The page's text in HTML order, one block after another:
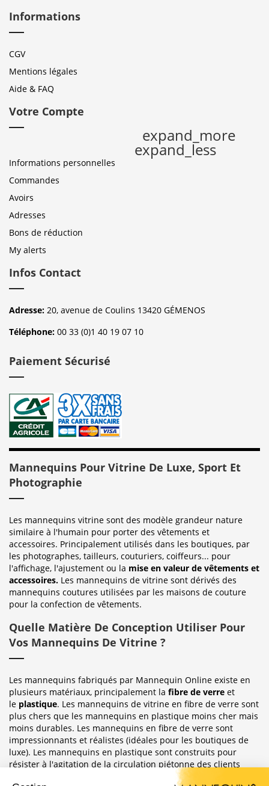
Informations
CGV
Mentions légales
Aide & FAQ
Votre Compte
expand_more
expand_less
Informations personnelles
Commandes
Avoirs
Adresses
Bons de réduction
My alerts
Infos Contact
Adresse: 20, avenue de Coulins 13420 GÉMENOS
Téléphone: 00 33 (0)1 40 19 07 10
Paiement Sécurisé
Mannequins Pour Vitrine De Luxe, Sport Et
Photographie
Les mannequins vitrine sont des modèle grandeur nature
similaire à l'humain pour porter des vêtements et
accessoires. Principalement utilisés dans les boutiques, par
les photographes, tailleurs, couturiers, coiffeurs... pour
l'affichage, l'ajustement ou la mise en valeur de vêtements et
accessoires. Les mannequins de vitrine sont dérivés des
mannequins coutures utilisées par les maisons de couture
pour la confection de vêtements.
Quelle Matière De Conception Utiliser Pour
Vos Mannequins De Vitrine ?
Les mannequins fabriqués par Mannequin Online existe en
plusieurs matériaux, principalement la fibre de verre et
le plastique. Les mannequins de vitrine en fibre de verre sont
plus chers que les mannequins en plastique moins cher mais
moins durables. Les mannequins en fibre de verre sont
impressionnants et réalistes (idéales pour les boutiques de
luxe). Les mannequins en plastique sont construits pour
résister à l'agitation de la circulation piétonne des clients
habituellement observée dans le magasin où ils sont placés.